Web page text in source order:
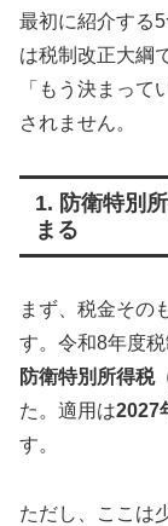
最初に紹介する
は税制改正大綱
「もう決まって
されません。
1. 防衛特別
まる
まず、税金その
す。令和8年度税
防衛特別所得税
た。適用は2027
す。
ただし、ここは